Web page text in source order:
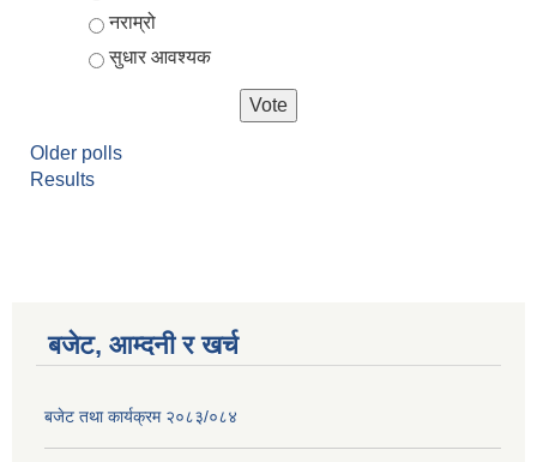
नराम्रो
सुधार आवश्यक
Older polls
Results
बजेट, आम्दनी र खर्च
बजेट तथा कार्यक्रम २०८३/०८४